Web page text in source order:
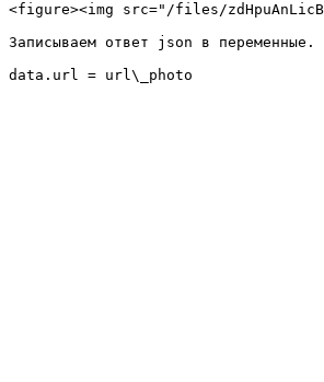
<figure><img src="/files/
Записываем ответ json в переменные.